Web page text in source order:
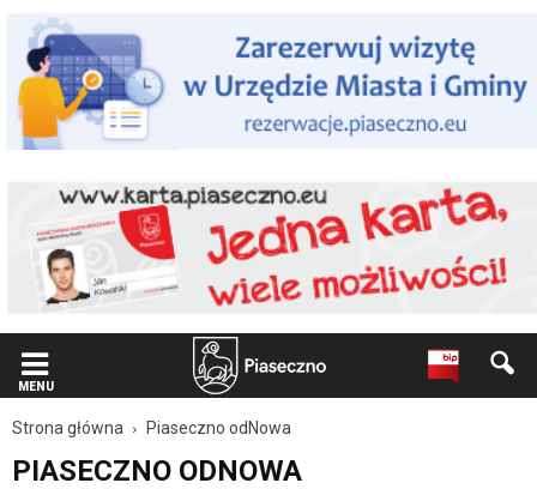
użytkowników
czytników
ekranowych Znajdujesz
się
podstronie
odNowa
Oficjalna
strona
Miasta
Gminy
Strona
jest
MENU
Strona główna Piaseczno odNowa
PIASECZNO ODNOWA